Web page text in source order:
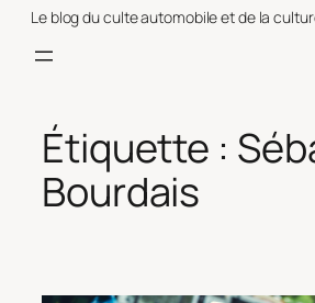
Le blog du culte automobile et de la
Étiquette :
Bourdais